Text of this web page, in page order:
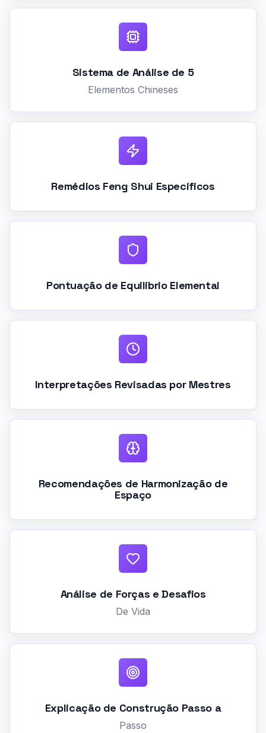
Sistema de Análise de 5
Elementos Chineses
Remédios Feng Shui Específicos
Pontuação de Equilíbrio Elemental
Interpretações Revisadas por Mestres
Recomendações de Harmonização de
Espaço
Análise de Forças e Desafios
De Vida
Explicação de Construção Passo a
Passo